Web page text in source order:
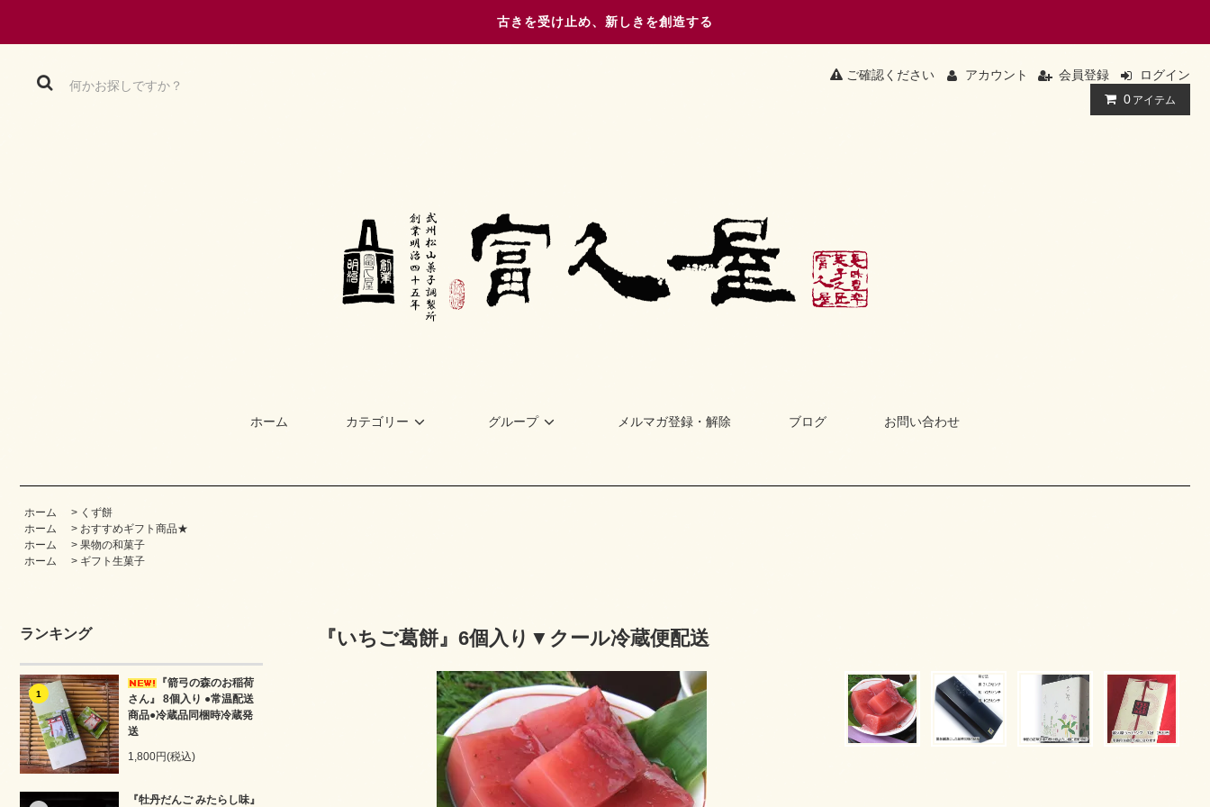
古きを受け止め、新しきを創造する
ご確認ください アカウント 会員登録
ログイン
0 アイテム
ホーム カテゴリー グループ メルマガ登録・解除 ブログ お問い合わせ
ホーム > くず餅
ホーム
> おすすめギフト商品★
ホーム
> 果物の和菓子
ホーム
> ギフト生菓子
ランキング
1
『箭弓の森のお稲荷
さん』 8個入り ●常温配送
商品●冷蔵品同梱時冷蔵発
送
1,800円(税込)
『牡丹だんご みたらし味』
『いちご葛餅』6個入り▼クール冷蔵便配送